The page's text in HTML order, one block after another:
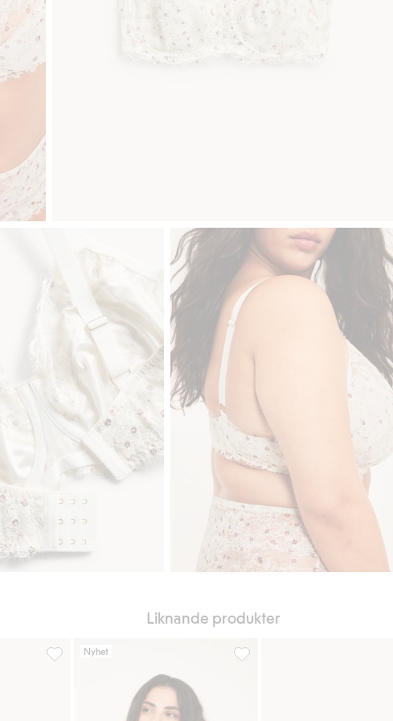
Liknande produkter
Bygel-bh i spets, Lägg till i favoriter
Nyhet